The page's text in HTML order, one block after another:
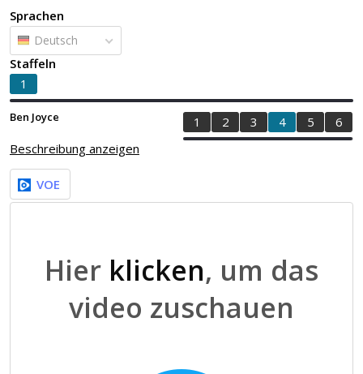
Sprachen
Deutsch
Staffeln
1
Ben Joyce 1 2 3 4 5
6
Beschreibung anzeigen
VOE
Hier klicken, um das
video zuschauen